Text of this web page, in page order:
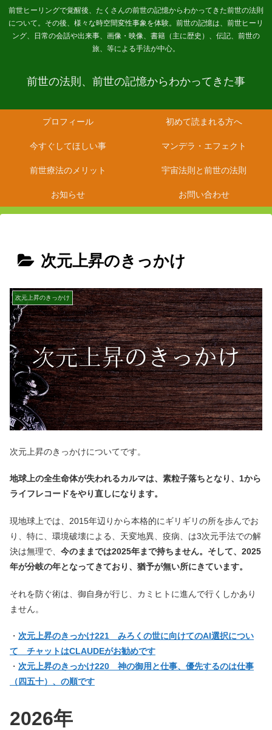
前世ヒーリングで覚醒後、たくさんの前世の記憶からわかってきた前世の法則
について。その後、様々な時空間変性事象を体験。前世の記憶は、前世ヒーリ
ング、日常の会話や出来事、画像・映像、書籍（主に歴史）、伝記、前世の
旅、等による手法が中心。
前世の法則、前世の記憶からわかってきた事
プロフィール 初めて読まれる方へ
今すぐしてほしい事 マンデラ・エフェクト
前世療法のメリット 宇宙法則と前世の法則
お知らせ お問い合わせ
次元上昇のきっかけ
次元上昇のきっかけ
次元上昇のきっかけについてです。
地球上の全生命体が失われるカルマは、素粒子落ちとなり、1から
ライフレコードをやり直しになります。
現地球上では、2015年辺りから本格的にギリギリの所を歩んでお
り、特に、環境破壊による、天変地異、疫病、は3次元手法での解
決は無理で、 今のままでは2025年まで持ちません。そして、2025
年が分岐の年となってきており、猶予が無い所にきています。
それを防ぐ術は、御自身が行じ、カミヒトに進んで行くしかあり
ません。
・ 次元上昇のきっかけ221 みろくの世に向けてのAI選択につい
て チャットはCLAUDEがお勧めです
・ 次元上昇のきっかけ220 神の御用と仕事、優先するのは仕事
（四五十）、の順です
2026年